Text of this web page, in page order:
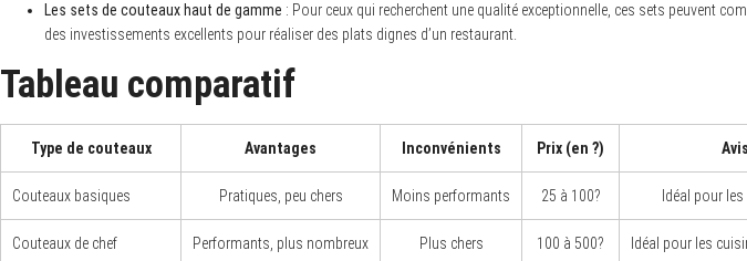
Les sets de couteaux haut de gamme : Pour ceux qui recherchent une qualité exceptionnelle, ces sets peuvent
des investissements excellents pour réaliser des plats dignes d’un restaurant.
Tableau comparatif
Type de couteaux Avantages Inconvénients Prix (en ?) Avis
Couteaux basiques Pratiques, peu chers Moins performants 25 à 100? Idéal pour
Couteaux de chef Performants, plus nombreux Plus chers 100 à 500? Idéal pour les
c
r